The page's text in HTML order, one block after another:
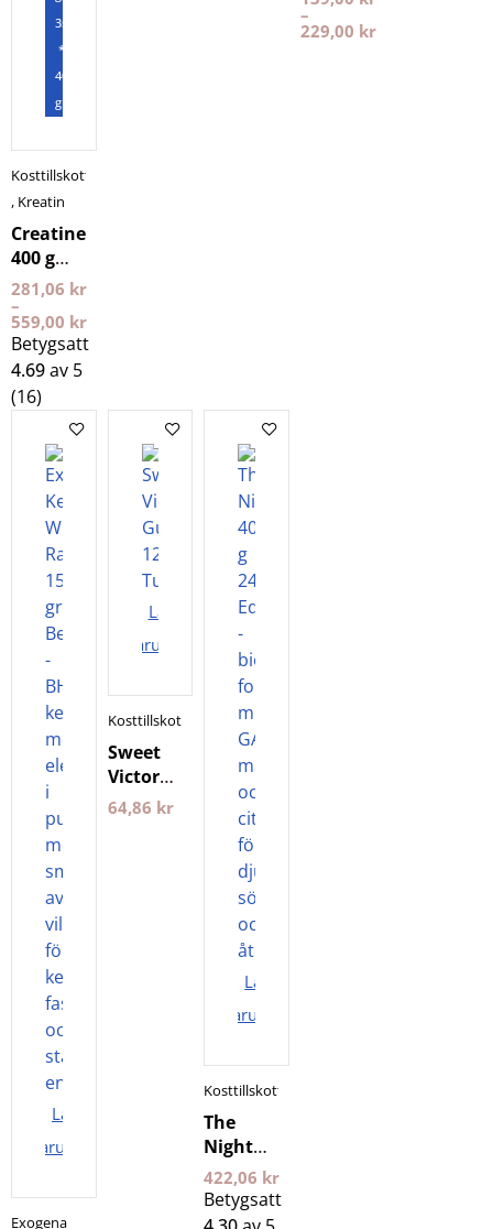
3st
*
400
gram
Kosttillskott
, Kreatin
Creatine
400 g
NXT LVL
281,06 kr
–
559,00 kr
Betygsatt
4.69av 5
(16)
–
229,00 kr
Lägg i
varukorgen
Exogena
Lägg i
varukorgen
Kosttillskott
Sweet
Victory
Gum
64,86 kr
Lägg i
varukorgen
Kosttillskott
The
Night
400 g 24
Edge
422,06 kr
Betygsatt